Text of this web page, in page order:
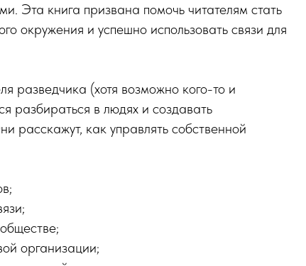
Эта книга призвана помочь читателям стать
окружения и успешно использовать связи для
разведчика (хотя возможно кого-то и
разбираться в людях и создавать
расскажут, как управлять собственной
организации;